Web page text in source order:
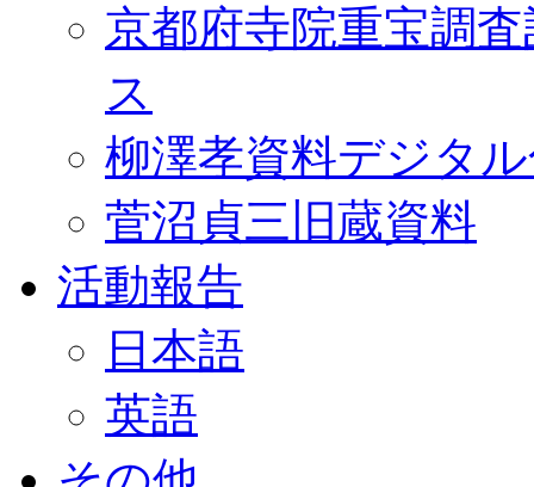
京都府寺院重宝調
ス
柳澤孝資料デジタ
菅沼貞三旧蔵資料
活動報告
日本語
英語